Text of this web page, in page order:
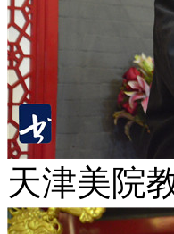
天津美院